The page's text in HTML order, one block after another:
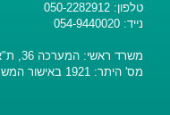
טלפון: 050-2282912
נייד: 054-9440020
משרד ראשי: המערכה 36, ת"א.
מס' היתר: 1921 באישור המשרד להגנת הסביבה.